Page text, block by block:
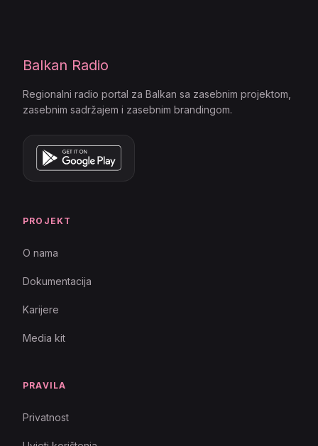
Balkan Radio
Regionalni radio portal za Balkan sa zasebnim projektom,
zasebnim sadržajem i zasebnim brandingom.
PROJEKT
O nama
Dokumentacija
Karijere
Media kit
PRAVILA
Privatnost